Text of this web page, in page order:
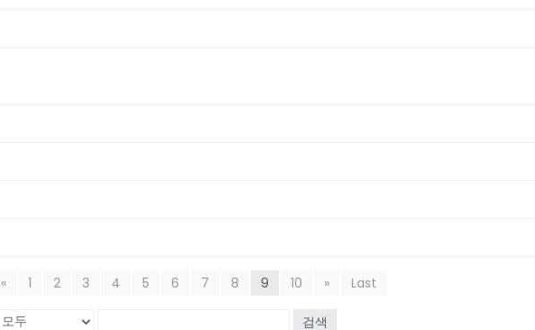
« 1 2 3 4 5 6 7 8 9 10 » Last
검색